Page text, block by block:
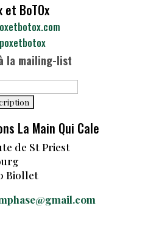
et BoTOx
la mailing-list
La Main Qui Cale
de St Priest
Biollet